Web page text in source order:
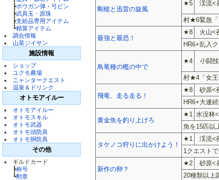
┣ボウガン弾・弓ビン
┣武具玉・原珠
┣支給品専用アイテム
┗精算アイテム
調合情報
山菜ジイサン
施設情報
ショップ
ユクモ農場
ニャンタークエスト
温泉＆ドリンク
オトモアイルー
オトモアイルー
オトモスキル
オトモ武器
オトモ頭防具
オトモ胴防具
その他
ギルドカード
┣称号
┗勲章
剛槌と迅雷の旋風
★5 渓流<
村★6緊急「
最強と最恐！
★8
火山<
HR6+乱入
鳥竜種の檻の中で
★4 小闘
村★4「女王
飛竜、走る走る！
★8
砂原<
HR6+大連
黄金魚を釣り上げろ
★1 水没林
魚を15匹以
タケノコ狩りに出かけよう！
★1
渓流<
1クエスト
新作の卵？
★2
砂原<
20種類以上